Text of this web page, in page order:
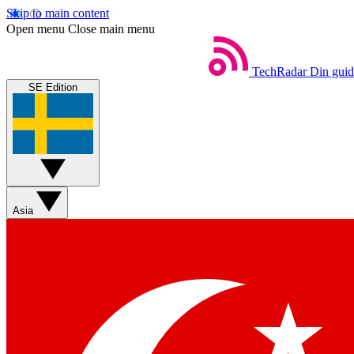
Skip to main content
Open menu Close main menu
TechRadar Din
SE Edition
Asia